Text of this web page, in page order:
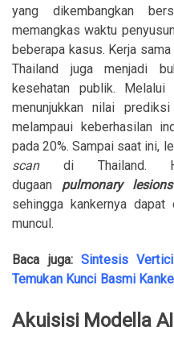
yang dikembangkan
memangkas waktu
beberapa kasus. Kerja
Thailand juga menjadi
kesehatan publik.
menunjukkan nilai
melampaui keberhasilan
pada 20%. Sampai saat ini,
scan di Thailand.
dugaan pulmonary lesions
sehingga kankernya
muncul.
Baca juga:Sintesis
Temukan Kunci Basmi
Akuisisi Modella